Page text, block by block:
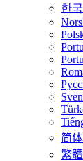
한
简
繁